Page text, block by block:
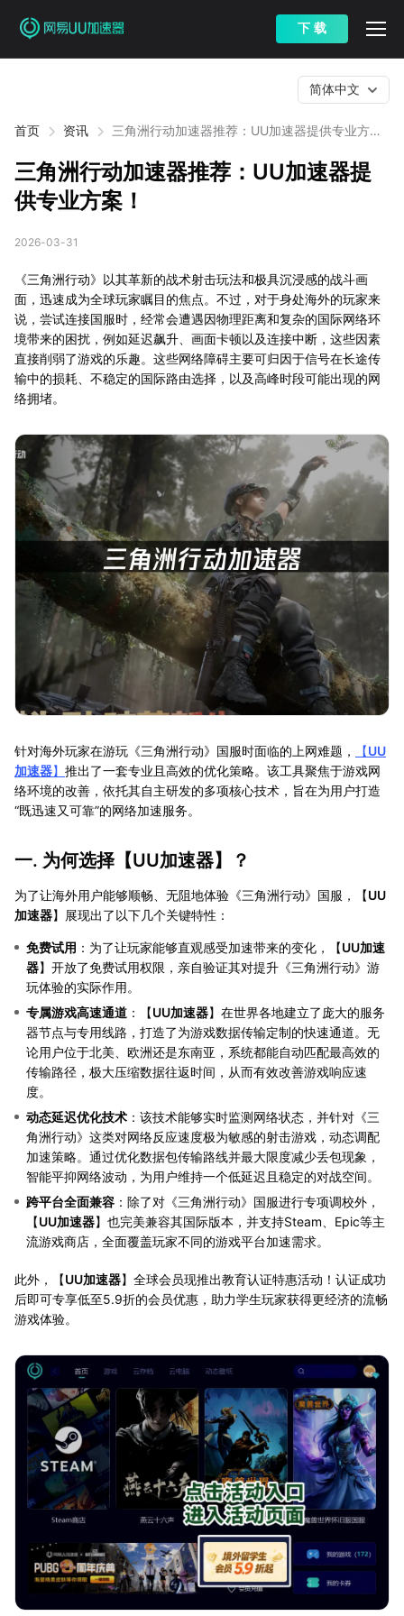
下 载
首页 资讯
三角洲行动加速器推荐：UU加速器提供专业方
简体中文
三角洲行动加速器推荐：UU加速器提
供专业方案！
2026-03-31
《三角洲行动》以其革新的战术射击玩法和极具沉浸感的战斗画
面，迅速成为全球玩家瞩目的焦点。不过，对于身处海外的玩家来
说，尝试连接国服时，经常会遭遇因物理距离和复杂的国际网络环
境带来的困扰，例如延迟飙升、画面卡顿以及连接中断，这些因素
直接削弱了游戏的乐趣。这些网络障碍主要可归因于信号在长途传
输中的损耗、不稳定的国际路由选择，以及高峰时段可能出现的网
络拥堵。
针对海外玩家在游玩《三角洲行动》国服时面临的上网难题， 【UU
加速器】 推出了一套专业且高效的优化策略。该工具聚焦于游戏网
络环境的改善，依托其自主研发的多项核心技术，旨在为用户打造
“既迅速又可靠”的网络加速服务。
一. 为何选择【UU加速器】？
为了让海外用户能够顺畅、无阻地体验《三角洲行动》国服，【UU
加速器】展现出了以下几个关键特性：
免费试用 ：为了让玩家能够直观感受加速带来的变化，【UU加速
器】开放了免费试用权限，亲自验证其对提升《三角洲行动》游
玩体验的实际作用。
专属游戏高速通道 ：【UU加速器】在世界各地建立了庞大的服务
器节点与专用线路，打造了为游戏数据传输定制的快速通道。无
论用户位于北美、欧洲还是东南亚，系统都能自动匹配最高效的
传输路径，极大压缩数据往返时间，从而有效改善游戏响应速
度。
动态延迟优化技术 ：该技术能够实时监测网络状态，并针对《三
角洲行动》这类对网络反应速度极为敏感的射击游戏，动态调配
加速策略。通过优化数据包传输路线并最大限度减少丢包现象，
智能平抑网络波动，为用户维持一个低延迟且稳定的对战空间。
跨平台全面兼容 ：除了对《三角洲行动》国服进行专项调校外，
【UU加速器】也完美兼容其国际版本，并支持Steam、Epic等主
流游戏商店，全面覆盖玩家不同的游戏平台加速需求。
此外，【UU加速器】全球会员现推出教育认证特惠活动！认证成功
后即可专享低至5.9折的会员优惠，助力学生玩家获得更经济的流畅
游戏体验。